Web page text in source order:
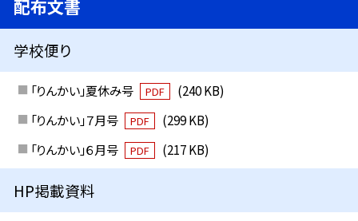
配布文書
学校便り
「りんかい」夏休み号 PDF
(240 KB)
「りんかい」７月号
PDF
(299 KB)
「りんかい」６月号
PDF (217 KB)
HP掲載資料